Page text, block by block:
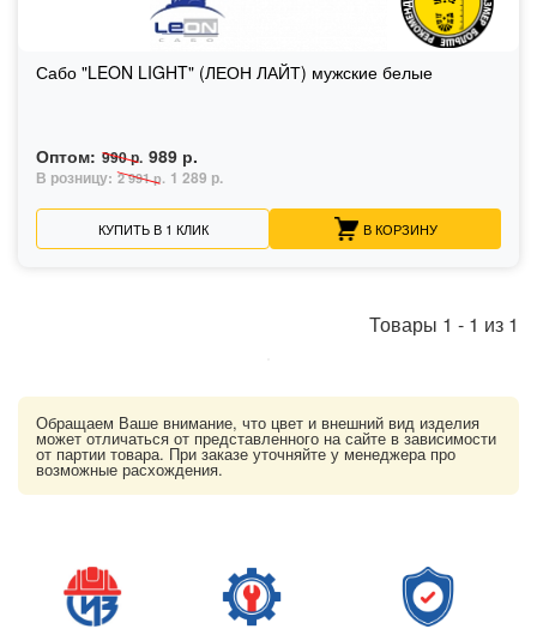
Сабо "LEON LIGHT" (ЛЕОН ЛАЙТ) мужские белые
Оптом: 990 р. 989 р.
В розницу: 2 991 р. 1 289 р.
КУПИТЬ В 1 КЛИК В КОРЗИНУ
Товары 1 - 1 из 1
Обращаем Ваше внимание, что цвет и внешний вид изделия
может отличаться от представленного на сайте в зависимости
от партии товара. При заказе уточняйте у менеджера про
возможные расхождения.